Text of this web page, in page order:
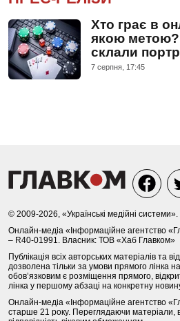
Хто грає в
якою метою?
склали
7 серпня, 17:45
© 2009-2026, «Українські медійні
Онлайн-медіа «Інформаційне агентство
– R40-01991. Власник: ТОВ «Хаб Главком»
Публікація всіх авторських матеріалів та
дозволена тільки за умови прямого лінка
обов’язковим є розміщення прямого,
лінка у першому абзаці на конкретну
Онлайн-медіа «Інформаційне агентство
старше 21 року. Переглядаючи матеріали,